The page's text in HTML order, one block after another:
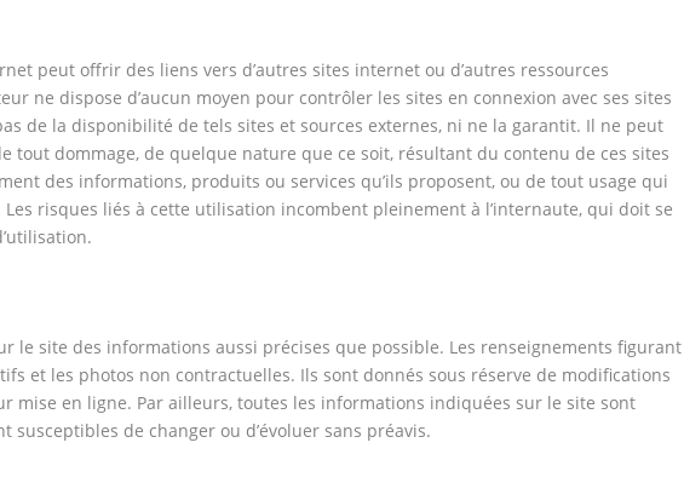
peut offrir des liens vers d’autres sites internet ou d’autres ressources
ne dispose d’aucun moyen pour contrôler les sites en connexion avec ses sites
de la disponibilité de tels sites et sources externes, ni ne la garantit. Il ne peut
tout dommage, de quelque nature que ce soit, résultant du contenu de ces sites
des informations, produits ou services qu’ils proposent, ou de tout usage qui
risques liés à cette utilisation incombent pleinement à l’internaute, qui doit se
le site des informations aussi précises que possible. Les renseignements figurant
et les photos non contractuelles. Ils sont donnés sous réserve de modifications
mise en ligne. Par ailleurs, toutes les informations indiquées sur le site sont
susceptibles de changer ou d’évoluer sans préavis.